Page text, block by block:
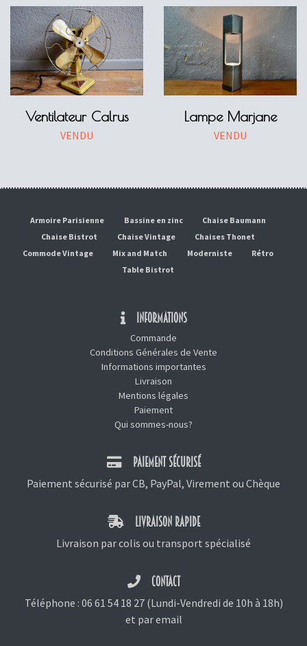
Ventilateur Calrus
VENDU
Lampe Marjane
VENDU
Armoire Parisienne Bassine en zinc
Chaise Baumann
Chaise Bistrot
Chaise Vintage
Chaises Thonet
Commode Vintage
Mix and Match Moderniste
Rétro
Table Bistrot
INFORMATIONS
Commande
Conditions Générales de Vente
Informations importantes
Livraison
Mentions légales
Paiement
Qui sommes-nous?
PAIEMENT SÉCURISÉ
Paiement sécurisé par CB, PayPal, Virement ou Chèque
LIVRAISON RAPIDE
Livraison par colis ou transport spécialisé
CONTACT
Téléphone : 06 61 54 18 27(Lundi-Vendredi de 10h à 18h)
et par email